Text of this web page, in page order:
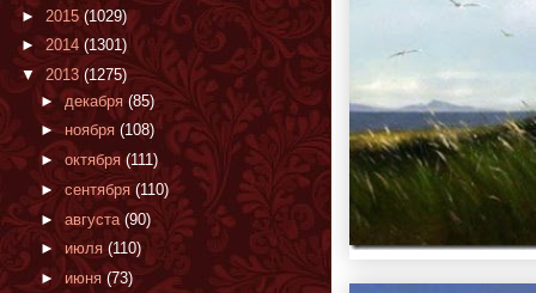
► 2015 (1029)
►2014 (1301)
▼ 2013 (1275)
►декабря (85)
► ноября (108)
► октября(111)
► сентября (110)
► августа(90)
► июля (110)
► июня(73)